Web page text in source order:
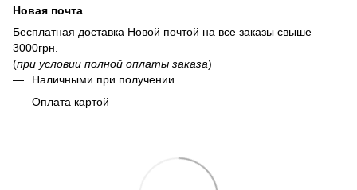
Новая почта
Бесплатная доставка Новой почтой на все заказы свыше
3000грн.
(при условии полной оплаты заказа)
Наличными при получении
Оплата картой